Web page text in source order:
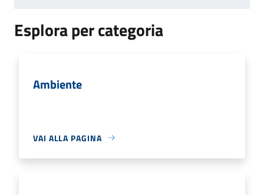
Esplora per categoria
Ambiente
VAI ALLA PAGINA